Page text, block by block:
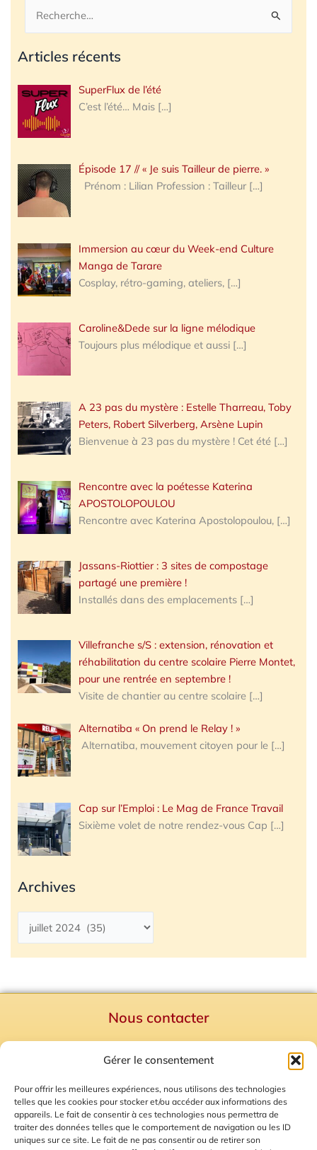
Gérer le consentement
Pour offrir les meilleures expériences, nous utilisons des technologies
telles que les cookies pour stocker et/ou accéder aux informations des
appareils. Le fait de consentir à ces technologies nous permettra de
traiter des données telles que le comportement de navigation ou les ID
uniques sur ce site. Le fait de ne pas consentir ou de retirer son
Rechercher :
Articles récents
SuperFlux de l’été
C’est l’été… Mais […]
Épisode 17 // « Je suis Tailleur de pierre. »
Prénom : Lilian Profession : Tailleur […]
Immersion au cœur du Week-end Culture
Manga de Tarare
Cosplay, rétro-gaming, ateliers, […]
Caroline&Dede sur la ligne mélodique
Toujours plus mélodique et aussi […]
A 23 pas du mystère : Estelle Tharreau, Toby
Peters, Robert Silverberg, Arsène Lupin
Bienvenue à 23 pas du mystère ! Cet été […]
Rencontre avec la poétesse Katerina
APOSTOLOPOULOU
Rencontre avec Katerina Apostolopoulou, […]
Jassans-Riottier : 3 sites de compostage
partagé une première !
Installés dans des emplacements […]
Villefranche s/S : extension, rénovation et
réhabilitation du centre scolaire Pierre Montet,
pour une rentrée en septembre !
Visite de chantier au centre scolaire […]
Alternatiba « On prend le Relay ! »
Alternatiba, mouvement citoyen pour le […]
Cap sur l’Emploi : Le Mag de France Travail
Sixième volet de notre rendez-vous Cap […]
Archives
Nous contacter
Mentions Légales
Plan du site
Gestion des Cookies